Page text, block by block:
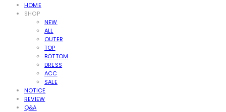
HOME
SHOP
NEW
ALL
OUTER
TOP
BOTTOM
DRESS
ACC
SALE
NOTICE
REVIEW
Q&A